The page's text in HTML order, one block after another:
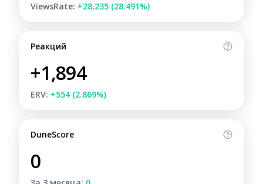
ViewsRate: +28,235 (28.491%)
Реакций
+1,894
ERV: +554 (2.869%)
DuneScore
0